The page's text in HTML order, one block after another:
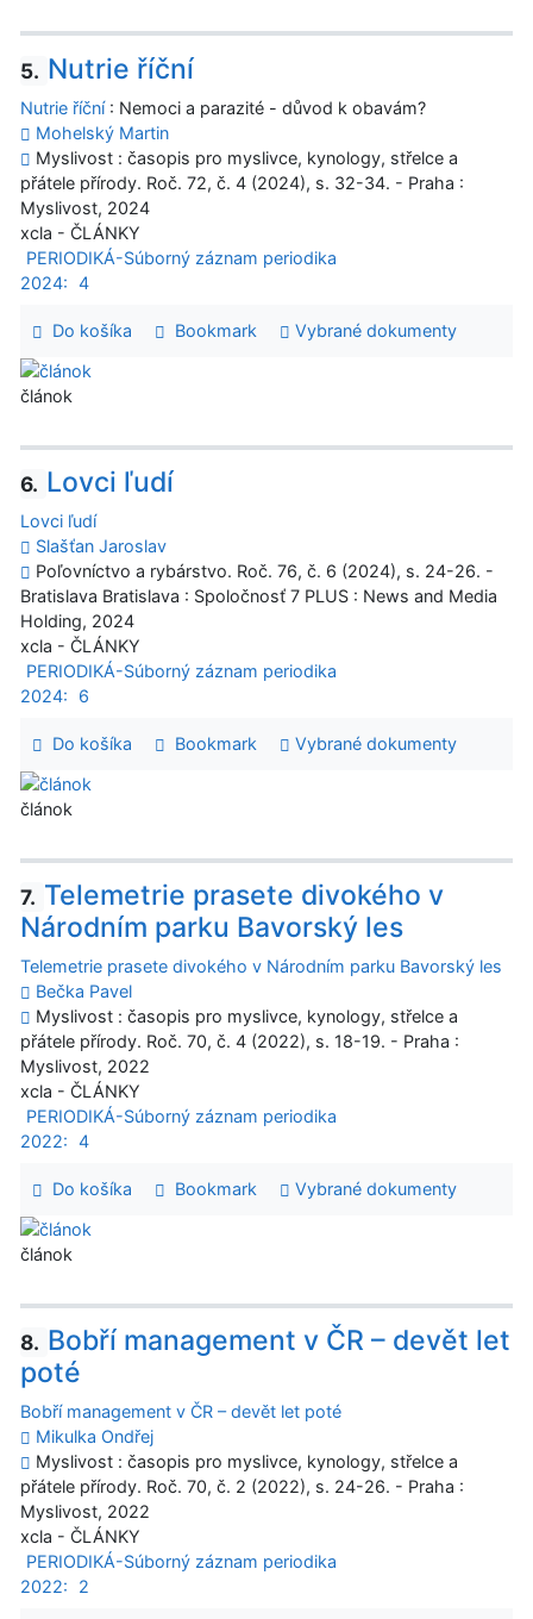
5. Nutrie říční
Nutrie říční: Nemoci a parazité - důvod k obavám?
Mohelský Martin
Myslivost : časopis pro myslivce, kynology, střelce a
přátele přírody. Roč. 72, č. 4 (2024), s. 32-34. - Praha :
Myslivost, 2024
xcla - ČLÁNKY
PERIODIKÁ-Súborný záznam periodika
2024: 4
Do košíka Bookmark Vybrané dokumenty
článok
6. Lovci ľudí
Lovci ľudí
Slašťan Jaroslav
Poľovníctvo a rybárstvo. Roč. 76, č. 6 (2024), s. 24-26. -
Bratislava Bratislava : Spoločnosť 7 PLUS : News and Media
Holding, 2024
xcla - ČLÁNKY
PERIODIKÁ-Súborný záznam periodika
2024:
6
Do košíka Bookmark Vybrané dokumenty
článok
7. Telemetrie prasete divokého v
Národním parku Bavorský les
Telemetrie prasete divokého v Národním parku Bavorský les
Bečka Pavel
Myslivost : časopis pro myslivce, kynology, střelce a
přátele přírody. Roč. 70, č. 4 (2022), s. 18-19. - Praha :
Myslivost, 2022
xcla - ČLÁNKY
PERIODIKÁ-Súborný záznam periodika
2022: 4
Do košíka Bookmark Vybrané dokumenty
článok
8. Bobří management v ČR – devět let
poté
Bobří management v ČR – devět let poté
Mikulka Ondřej
Myslivost : časopis pro myslivce, kynology, střelce a
přátele přírody. Roč. 70, č. 2 (2022), s. 24-26. - Praha :
Myslivost, 2022
xcla - ČLÁNKY
PERIODIKÁ-Súborný záznam periodika
2022:
2